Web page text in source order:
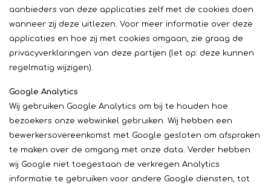
aanbieders van deze applicaties zelf met de cookies doen
wanneer zij deze uitlezen. Voor meer informatie over deze
applicaties en hoe zij met cookies omgaan, zie graag de
privacyverklaringen van deze partijen (let op: deze kunnen
regelmatig wijzigen).
Google Analytics
Wij gebruiken Google Analytics om bij te houden hoe
bezoekers onze webwinkel gebruiken. Wij hebben een
bewerkersovereenkomst met Google gesloten om afspraken
te maken over de omgang met onze data. Verder hebben
wij Google niet toegestaan de verkregen Analytics
informatie te gebruiken voor andere Google diensten, tot